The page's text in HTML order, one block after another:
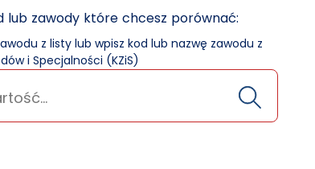
lub zawody które chcesz porównać:
z listy lub wpisz kod lub nazwę zawodu z
i Specjalności (KZiS)